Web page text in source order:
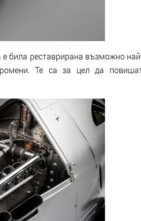
е била реставрирана възможно
Те са за цел да